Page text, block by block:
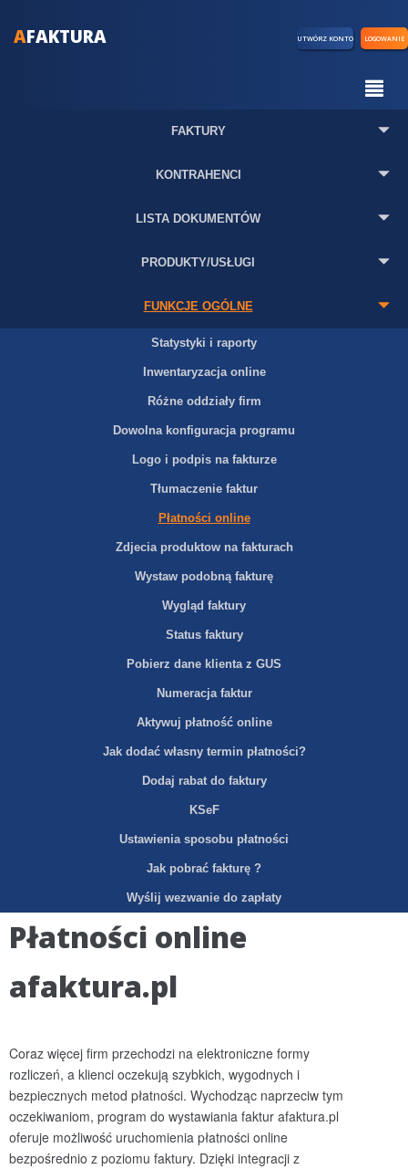
AFAKTURA UTWÓRZ KONTO LOGOWANIE
FAKTURY
KONTRAHENCI
LISTA DOKUMENTÓW
PRODUKTY/USŁUGI
FUNKCJE OGÓLNE
Statystyki i raporty
Inwentaryzacja online
Różne oddziały firm
Dowolna konfiguracja programu
Logo i podpis na fakturze
Tłumaczenie faktur
Płatności online
Zdjecia produktow na fakturach
Wystaw podobną fakturę
Wygląd faktury
Status faktury
Pobierz dane klienta z GUS
Numeracja faktur
Aktywuj płatność online
Jak dodać własny termin płatności?
Dodaj rabat do faktury
KSeF
Ustawienia sposobu płatności
Jak pobrać fakturę ?
Wyślij wezwanie do zapłaty
Płatności online
afaktura.pl
Coraz więcej firm przechodzi na elektroniczne formy
rozliczeń, a klienci oczekują szybkich, wygodnych i
bezpiecznych metod płatności. Wychodząc naprzeciw tym
oczekiwaniom, program do wystawiania faktur afaktura.pl
oferuje możliwość uruchomienia płatności online
bezpośrednio z poziomu faktury. Dzięki integracji z